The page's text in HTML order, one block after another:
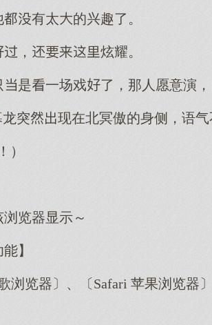
有太的兴趣了。
，炫耀。
是一场戏了，那人愿意演
突现在北冥傲的身侧，语气
）
览器显示～
】
浏览器〕、〔Safari 苹果浏览器